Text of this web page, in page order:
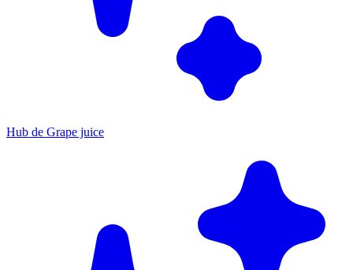
Hub de Grape juice